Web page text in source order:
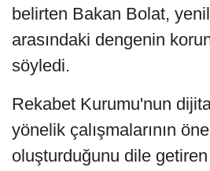
belirten Bakan Bolat,
arasındaki dengenin
söyledi.
Rekabet Kurumu'nun
yönelik çalışmalarının
oluşturduğunu dile